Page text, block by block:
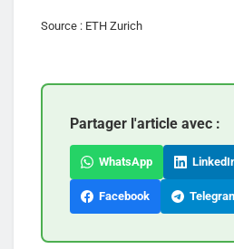
Source : ETH Zurich
Partager l'article avec :
WhatsApp
Facebook